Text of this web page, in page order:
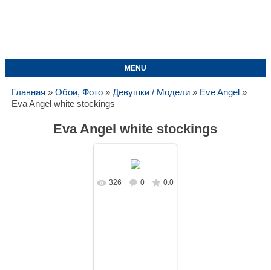
MENU
Главная » Обои, Фото» Девушки / Модели» Eve Angel »
Eva Angel white stockings
Eva Angel white stockings
В реальном
326 0 0.0